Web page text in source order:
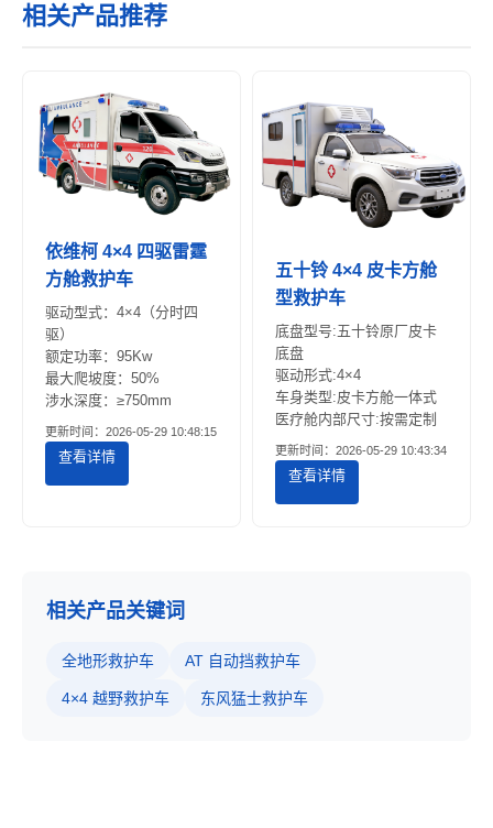
相关产品推荐
依维柯 4×4 四驱雷霆
方舱救护车
驱动型式：4×4（分时四
驱）
额定功率：95Kw
最大爬坡度：50%
涉水深度：≥750mm
更新时间：2026-05-29 10:48:15
查看详情
五十铃 4×4 皮卡方舱
型救护车
底盘型号:五十铃原厂皮卡
底盘
驱动形式:4×4
车身类型:皮卡方舱一体式
医疗舱内部尺寸:按需定制
更新时间：2026-05-29 10:43:34
查看详情
相关产品关键词
全地形救护车 AT 自动挡救护车
4×4 越野救护车 东风猛士救护车